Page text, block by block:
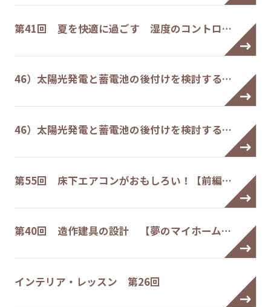
第41回 夏を快適に過ごす 湿度のコントロ…
46）太陽光発電と蓄電池の後付けを検討する…
46）太陽光発電と蓄電池の後付けを検討する…
第55回 床下エアコンがおもしろい！【前編…
第40回 造作建具の設計 【夢のマイホーム…
インテリア・レッスン 第26回